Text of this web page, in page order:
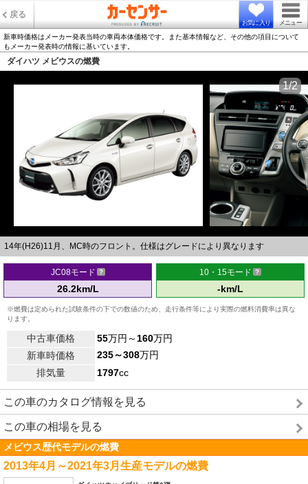
戻る
お気に入り メニュー
新車時価格はメーカー発表当時の車両本体価格です。また基本情報など、その他の項目について
もメーカー発表時の情報に基いています。
ダイハツ メビウスの燃費
14年(H26)11月、MC時のフロント。仕様はグレードにより異なります
1/2
JC08モード
26.2km/L
10・15モード
-km/L
※燃費は定められた試験条件の下での数値のため、走行条件等により実際の燃料消費率は異な
ります。
中古車価格 55万円～160万円
新車時価格
235～308万円
排気量
1797cc
この車のカタログ情報を見る
この車の相場を見る
メビウス歴代モデルの燃費
2013年4月～2021年3月生産モデルの燃費